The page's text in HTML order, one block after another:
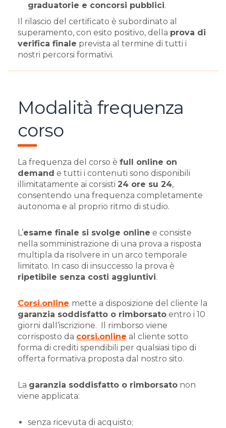
graduatorie e concorsi pubblici.
Il rilascio del certificato è subordinato al
superamento, con esito positivo, della prova di
verifica finale prevista al termine di tutti i
nostri percorsi formativi.
Modalità frequenza
corso
La frequenza del corso è full online on
demand e tutti i contenuti sono disponibili
illimitatamente ai corsisti 24 ore su 24,
consentendo una frequenza completamente
autonoma e al proprio ritmo di studio.
L’esame finale si svolge online e consiste
nella somministrazione di una prova a risposta
multipla da risolvere in un arco temporale
limitato. In caso di insuccesso la prova è
ripetibile senza costi aggiuntivi.
Corsi.online mette a disposizione del cliente la
garanzia soddisfatto o rimborsato entro i 10
giorni dall’iscrizione.
Il rimborso viene
corrisposto da corsi.online al cliente sotto
forma di crediti spendibili per qualsiasi tipo di
offerta formativa proposta dal nostro sito.
La garanzia soddisfatto o rimborsato non
viene applicata:
senza ricevuta di acquisto;